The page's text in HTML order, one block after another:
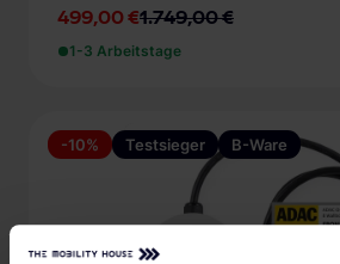
499,00 €1.749,00 €
1-3 Arbeitstage
-10% Testsieger B-Ware